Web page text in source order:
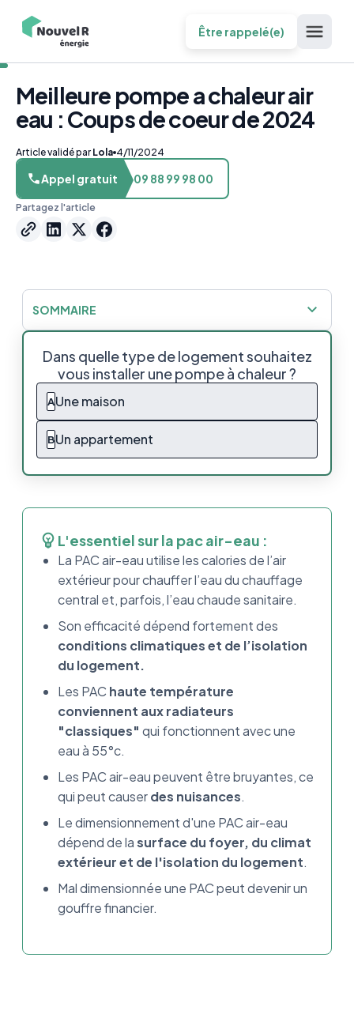
Être rappelé(e)
Meilleure pompe a chaleur air
eau : Coups de coeur de 2024
Article validé par Lola 4/11/2024
Appel gratuit 09 88 99 98 00
Partagez l'article
Dans quelle type de logement souhaitez
vous installer une pompe à chaleur ?
AUne maison
BUn appartement
L'essentiel sur la pac air-eau :
La PAC air-eau utilise les calories de l’air
extérieur pour chauffer l’eau du chauffage
central et, parfois, l’eau chaude sanitaire.
Son efficacité dépend fortement des
conditions climatiques et de l’isolation
du logement.
Les PAC haute température
conviennent aux radiateurs
"classiques" qui fonctionnent avec une
eau à 55°c.
Les PAC air-eau peuvent être bruyantes, ce
qui peut causerdes nuisances.
Le dimensionnement d'une PAC air-eau
dépend de lasurface du foyer, du climat
extérieur et de l'isolation du logement.
Mal dimensionnée une PAC peut devenir un
gouffre financier.
SOMMAIRE
équipement ultra complet
Les éléments à prendre en compte pour bien
choisir sa pompe à chaleur air-eau
Les 5 meilleures pompe à chaleur air-eau
reconnues par les professionnels :
pourtant performantes :
Meilleure pompe à chaleur air-eau : Que
retenir ?